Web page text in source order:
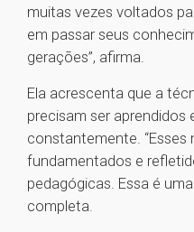
muitas vezes voltados
em passar seus
gerações”, afirma.
Ela acrescenta que a
precisam ser aprendidos
constantemente. “Esses
fundamentados e
pedagógicas. Essa é
completa.